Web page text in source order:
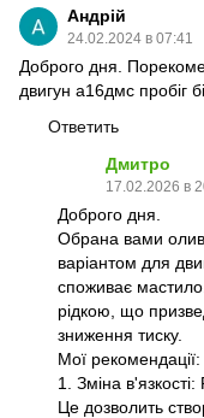
Андрій
24.02.2024 в 07:41
Доброго дня.
двигун а16дмс пробіг
Ответить
Дмитро
17.02.2026 в
Доброго дня.
Обрана вами
варіантом для
споживає
рідкою, що
зниження тиску.
Мої рекомендації:
1. Зміна
Це дозволить